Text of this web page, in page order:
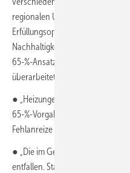
regionalen Unterschieden
Erfüllungsoptionen sollen
Nachhaltigkeitskriterien erfüllen.
65-%-Ansatzes werden
überarbeitet.“
● „Heizungen, die mit Holz und
65-%-Vorgabe ausnahmslos.
Fehlanreize zu vermeiden.“
● „Die im Gesetzentwurf
entfallen. Stattdessen müssen